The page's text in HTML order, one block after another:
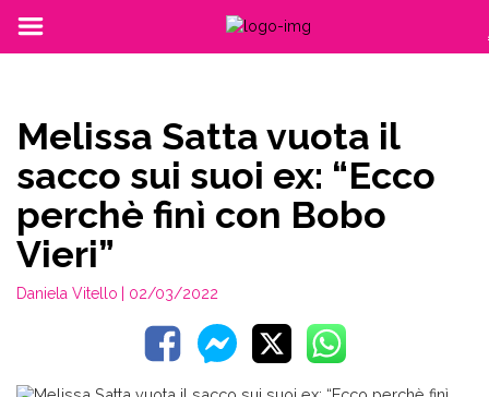
Melissa Satta vuota il
sacco sui suoi ex: “Ecco
perchè finì con Bobo
Vieri”
Daniela Vitello | 02/03/2022